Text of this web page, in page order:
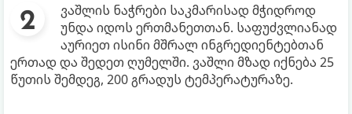
ვაშლის ნაჭრები საკმარისად მჭიდროდ
უნდა იდოს ერთმანეთთან. საფუძვლიანად
აურიეთ ისინი მშრალ ინგრედიენტებთან
ერთად და შედეთ ღუმელში. ვაშლი მზად იქნება 25
წუთის შემდეგ, 200 გრადუს ტემპერატურაზე.